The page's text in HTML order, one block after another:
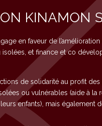
KINAMON
en faveur de
et finance et co
de solidarité au profit
ou vulnérables (aide à la
enfants), mais également